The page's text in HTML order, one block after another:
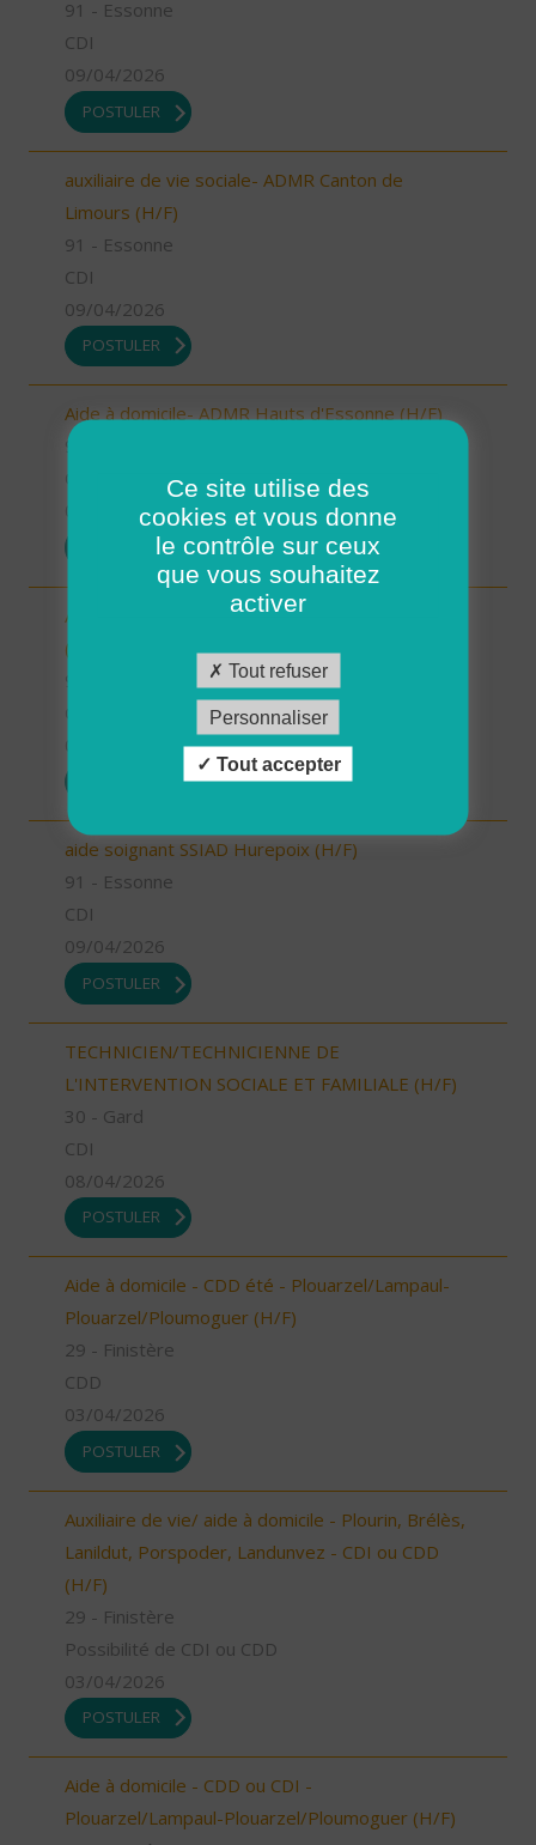
91 - Essonne
CDI
09/04/2026
POSTULER
auxiliaire de vie sociale- ADMR Canton de
Limours (H/F)
91 - Essonne
CDI
09/04/2026
POSTULER
Aide à domicile- ADMR Hauts d'Essonne (H/F)
91 - Essonne
09/04/2026
Aide à domicile - ADMR du Canton de Limours
(H/F)
aide soignant SSIAD Hurepoix (H/F)
91 - Essonne
CDI
09/04/2026
POSTULER
TECHNICIEN/TECHNICIENNE DE
L'INTERVENTION SOCIALE ET FAMILIALE (H/F)
30 - Gard
CDI
08/04/2026
POSTULER
Aide à domicile - CDD été - Plouarzel/Lampaul-
Plouarzel/Ploumoguer (H/F)
29 - Finistère
CDD
03/04/2026
POSTULER
Auxiliaire de vie/ aide à domicile - Plourin, Brélès,
Lanildut, Porspoder, Landunvez - CDI ou CDD
(H/F)
29 - Finistère
Possibilité de CDI ou CDD
03/04/2026
POSTULER
Aide à domicile - CDD ou CDI -
Plouarzel/Lampaul-Plouarzel/Ploumoguer (H/F)
Ce site utilise des
cookies et vous donne
le contrôle sur ceux
que vous souhaitez
activer
Tout refuser
Personnaliser
Tout accepter